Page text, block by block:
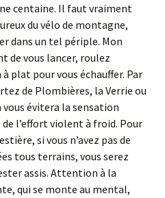
centaine. Il faut vraiment
du vélo de montagne,
dans un tel périple. Mon
de vous lancer, roulez
plat pour vous échauffer. Par
de Plombières, la Verrie ou
vous évitera la sensation
l’effort violent à froid. Pour
si vous n’avez pas de
tous terrains, vous serez
assis. Attention à la
qui se monte au mental,